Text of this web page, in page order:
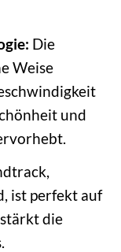
Die
Weise
und
ist perfekt auf
die